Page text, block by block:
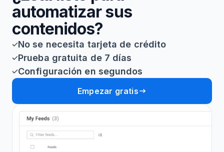
automatizar sus
contenidos?
No se necesita tarjeta de crédito
Prueba gratuita de 7 días
Configuración en segundos
Empezar gratis